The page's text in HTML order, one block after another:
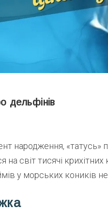
дельфінів
народження, «татусь»
на світ тисячі
у морських коників